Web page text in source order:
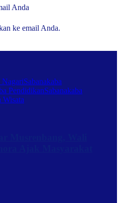
Anda
ke email Anda.
NagariSabanakaba
PendidikanSabanakaba
Wisata